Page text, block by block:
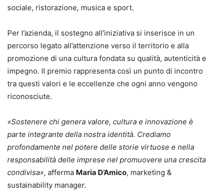
sociale, ristorazione, musica e sport.
Per l’azienda, il sostegno all’iniziativa si inserisce in un
percorso legato all’attenzione verso il territorio e alla
promozione di una cultura fondata su qualità, autenticità e
impegno. Il premio rappresenta così un punto di incontro
tra questi valori e le eccellenze che ogni anno vengono
riconosciute.
«Sostenere chi genera valore, cultura e innovazione è
parte integrante della nostra identità. Crediamo
profondamente nel potere delle storie virtuose e nella
responsabilità delle imprese nel promuovere una crescita
condivisa», afferma Maria D’Amico, marketing &
sustainability manager.